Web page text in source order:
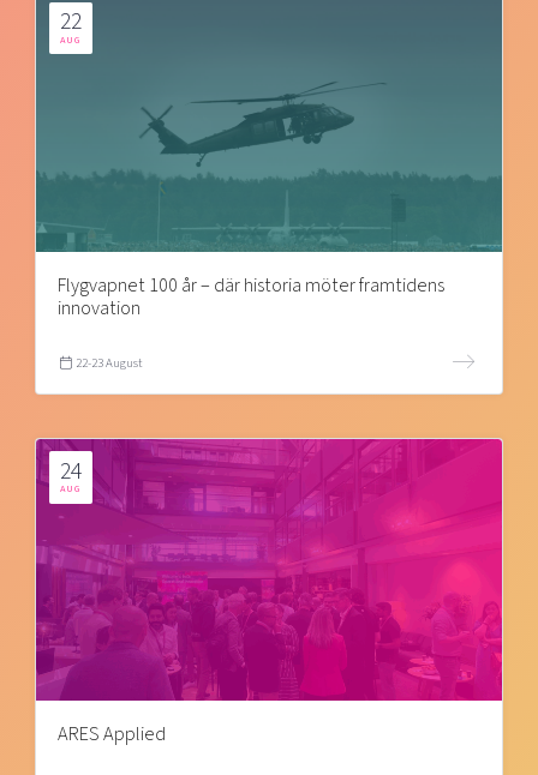
22
AUG
Flygvapnet 100 år – där historia möter framtidens
innovation
22-23 August
24
AUG
ARES Applied